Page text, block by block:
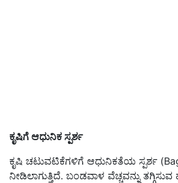
ಕೃಷಿಗೆ ಆಧುನಿಕ ಸ್ಪರ್ಶ
ಕೃಷಿ ಚಟುವಟಿಕೆಗಳಿಗೆ ಆಧುನಿಕತೆಯ ಸ್ಪರ್ಶ
ನೀಡಿಲಾಗುತ್ತಿದೆ. ಬಂಡವಾಳ ವೆಚ್ಚವನ್ನು